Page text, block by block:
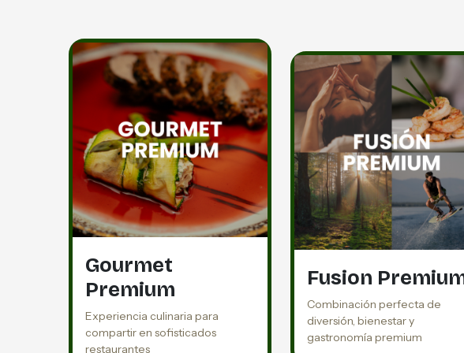
Gourmet
Premium
Experiencia culinaria para
compartir en sofisticados
restaurantes
Fusion
Combinación perfecta de
diversión, bienestar y
gastronomía premium